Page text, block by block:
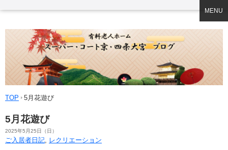
MENU
TOP 5月花遊び
5月花遊び
2025年5月25日（日）
ご入居者日記
レクリエーション